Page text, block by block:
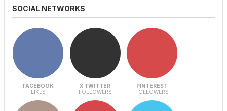
SOCIAL NETWORKS
FACEBOOK
LIKES
X TWITTER
FOLLOWERS
PINTEREST
FOLLOWERS